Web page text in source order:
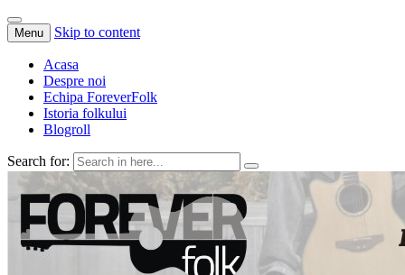
Menu Skip to content
Acasa
Despre noi
Echipa ForeverFolk
Istoria folkului
Blogroll
Search for:
ForeverFolk
Muzica sufletului tau